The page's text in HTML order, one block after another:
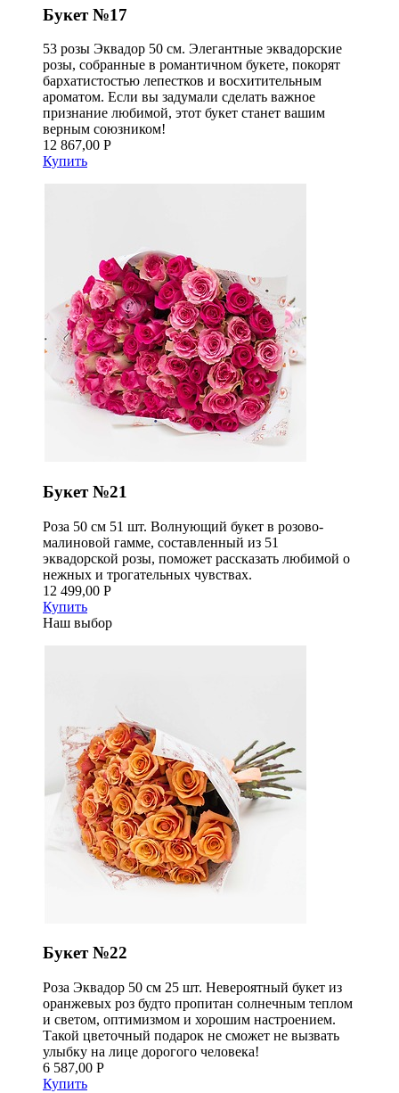
Букет №17
53 розы Эквадор 50 см. Элегантные эквадорские
розы, собранные в романтичном букете, покорят
бархатистостью лепестков и восхитительным
ароматом. Если вы задумали сделать важное
признание любимой, этот букет станет вашим
верным союзником!
12 867,00 Р
Купить
Букет №21
Роза 50 см 51 шт. Волнующий букет в розово-
малиновой гамме, составленный из 51
эквадорской розы, поможет рассказать любимой о
нежных и трогательных чувствах.
12 499,00 Р
Купить
Наш выбор
Букет №22
Роза Эквадор 50 см 25 шт. Невероятный букет из
оранжевых роз будто пропитан солнечным теплом
и светом, оптимизмом и хорошим настроением.
Такой цветочный подарок не сможет не вызвать
улыбку на лице дорогого человека!
6 587,00 Р
Купить